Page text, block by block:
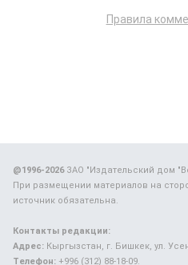
Правила
@1996-2026ЗАО "Издательский дом
При размещении материалов на
источник обязательна.
Контакты редакции:
Адрес: Кыргызстан, г. Бишкек, ул.
Телефон: +996 (312) 88-18-09.